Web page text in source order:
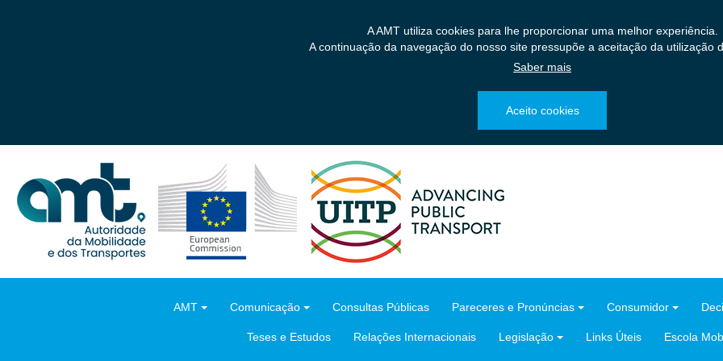
A AMT utiliza cookies para lhe proporcionar uma melhor experiência.
A continuação da navegação do nosso site pressupõe a aceitação da utilização
Saber mais
Aceito cookies
AMT Comunicação Consultas Públicas Pareceres e Pronúncias Consumidor
Teses e Estudos Relações Internacionais Legislação Links Úteis Escola